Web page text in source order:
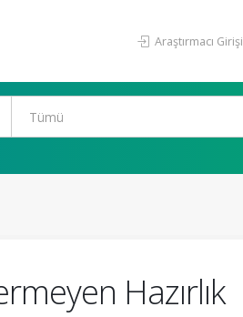
Araştırmacı Girişi
Hazırlık